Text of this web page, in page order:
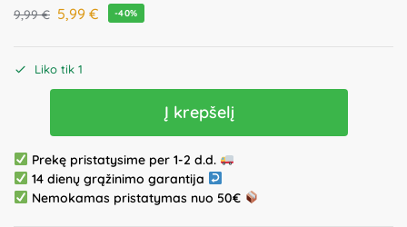
9,99€ 5,99 € -40%
Liko tik 1
Į krepšelį
Prekę pristatysime per 1-2 d.d.
14 dienų grąžinimo garantija
Nemokamas pristatymas nuo 50€